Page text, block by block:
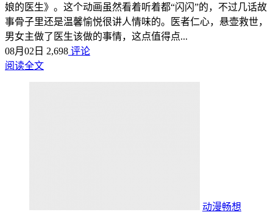
娘的医生》。这个动画虽然看着听着都“闪闪”的，不过几话故
事骨子里还是温馨愉悦很讲人情味的。医者仁心，悬壶救世，
男女主做了医生该做的事情，这点值得点...
08月02日 2,698 评论
阅读全文
动漫畅想